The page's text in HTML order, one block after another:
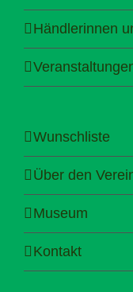
Händlerinnen
Wunschliste
Über den
Museum
Kontakt